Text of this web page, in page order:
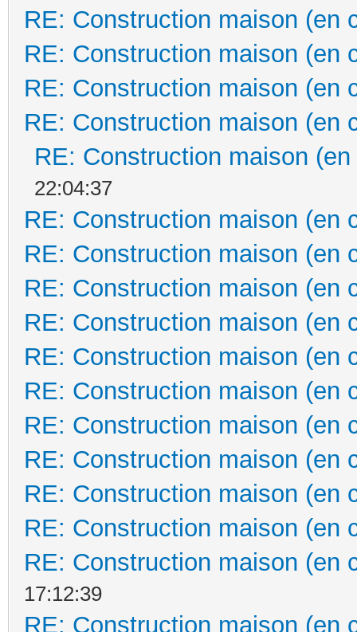
RE: Construction maison (en
RE: Construction maison (en
RE: Construction maison (en
RE: Construction maison (en
RE: Construction maison
22:04:37
RE: Construction maison (en
RE: Construction maison (en
RE: Construction maison (en
RE: Construction maison (en
RE: Construction maison (en
RE: Construction maison (en
RE: Construction maison (en
RE: Construction maison (en
RE: Construction maison (en
RE: Construction maison (en
RE: Construction maison (en
17:12:39
RE: Construction maison (en